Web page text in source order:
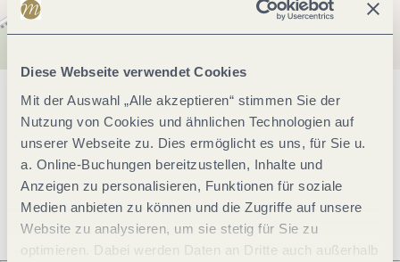
Diese Webseite verwendet Cookies
Mit der Auswahl „Alle akzeptieren“ stimmen Sie der
Nutzung von Cookies und ähnlichen Technologien auf
unserer Webseite zu. Dies ermöglicht es uns, für Sie u.
a. Online-Buchungen bereitzustellen, Inhalte und
Anzeigen zu personalisieren, Funktionen für soziale
Medien anbieten zu können und die Zugriffe auf unsere
Website zu analysieren, um sie stetig für Sie zu
optimieren. Dabei werden Daten an Dritte auch außerhalb
Allgemeine Informationen
Öffnungszeiten